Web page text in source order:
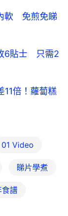
軟 免煎免睇
6貼士 只需2
11倍！蘿蔔糕
01 Video
睇片學煮
食譜